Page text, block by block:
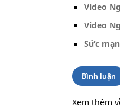
Video
Video
Sức
Bình luận
Xem thêm